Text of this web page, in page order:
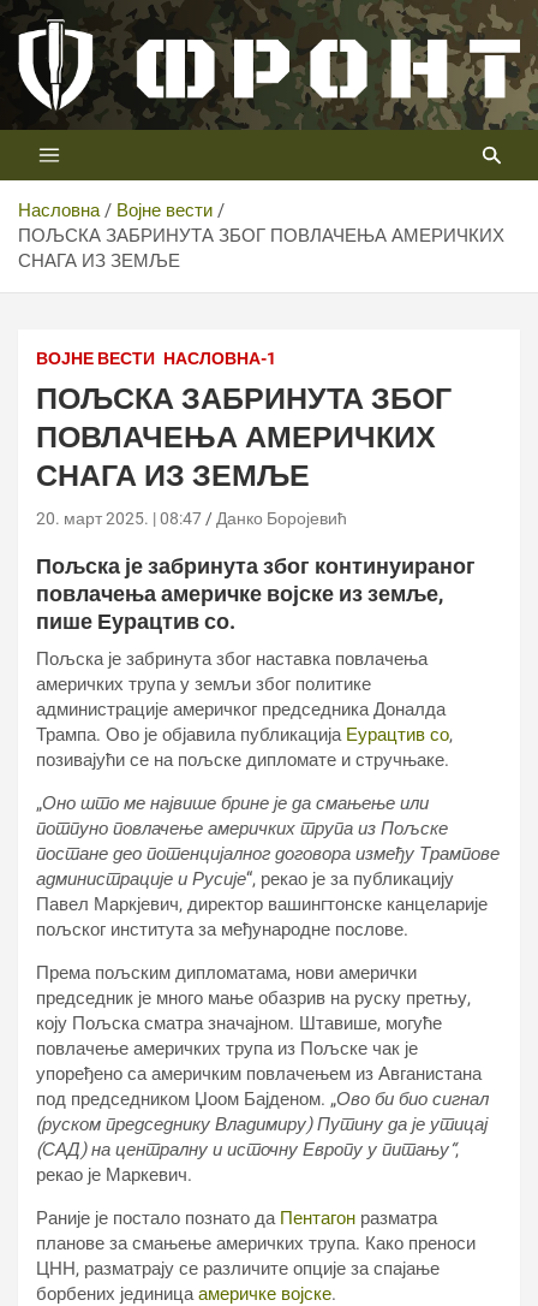
Скип
цонтент
Телевизија ФРОНТ
Први војни канал у Србији
Насловна
Војне вести
ПОЉСКА ЗАБРИНУТА ЗБОГ ПОВЛАЧЕЊА АМЕРИЧКИХ
СНАГА ИЗ ЗЕМЉЕ
ВОЈНЕ ВЕСТИ НАСЛОВНА-1
ПОЉСКА ЗАБРИНУТА ЗБОГ
ПОВЛАЧЕЊА АМЕРИЧКИХ
СНАГА ИЗ ЗЕМЉЕ
20. март 2025. | 08:47 Данко Боројевић
Пољска је забринута због континуираног
повлачења америчке војске из земље,
пише Еурацтив со.
Пољска је забринута због наставка повлачења
америчких трупа у земљи због политике
администрације америчког председника Доналда
Трампа. Ово је објавила публикација Еурацтив со,
позивајући се на пољске дипломате и стручњаке.
„Оно што ме највише брине је да смањење или
потпуно повлачење америчких трупа из Пољске
постане део потенцијалног договора између Трампове
администрације и Русије“, рекао је за публикацију
Павел Маркјевич, директор вашингтонске канцеларије
пољског института за међународне послове.
Према пољским дипломатама, нови амерички
председник је много мање обазрив на руску претњу,
коју Пољска сматра значајном. Штавише, могуће
повлачење америчких трупа из Пољске чак је
упоређено са америчким повлачењем из Авганистана
под председником Џоом Бајденом. „Ово би био сигнал
(руском председнику Владимиру) Путину да је утицај
(САД) на централну и источну Европу у питању“,
рекао је Маркевич.
Раније је постало познато да Пентагон разматра
планове за смањење америчких трупа. Како преноси
ЦНН, разматрају се различите опције за спајање
борбених јединицаамеричке војске.